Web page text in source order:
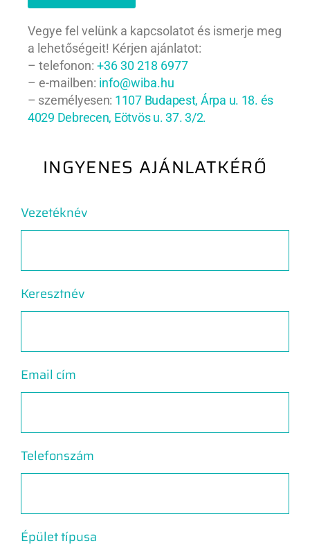
Vegye fel velünk a kapcsolatot és ismerje meg
a lehetőségeit! Kérjen ajánlatot:
– telefonon: +36 30 218 6977
– e-mailben: info@wiba.hu
– személyesen: 1107 Budapest, Árpa u. 18. és
4029 Debrecen, Eötvös u. 37. 3/2.
INGYENES AJÁNLATKÉRŐ
Vezetéknév
Keresztnév
Email cím
Telefonszám
Épület típusa